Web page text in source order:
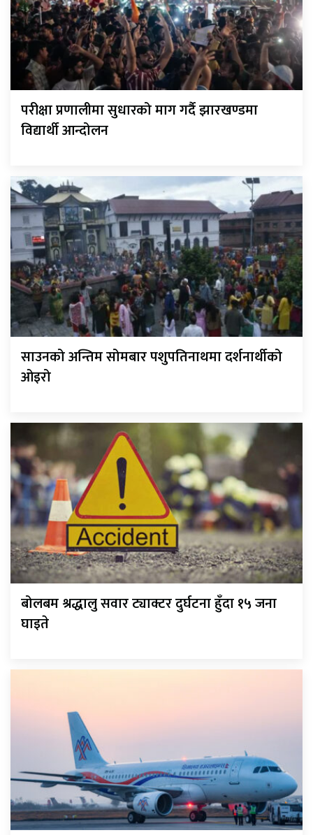
परीक्षा प्रणालीमा सुधारको माग गर्दै झारखण्डमा
विद्यार्थी आन्दोलन
साउनको अन्तिम सोमबार पशुपतिनाथमा दर्शनार्थीको
ओइरो
बोलबम श्रद्धालु सवार ट्याक्टर दुर्घटना हुँदा १५ जना
घाइते